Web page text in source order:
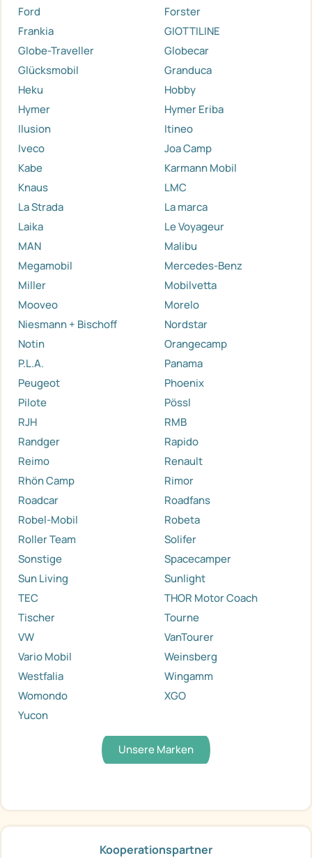
Ford
Forster
Frankia
GIOTTILINE
Globe-Traveller
Globecar
Glücksmobil
Granduca
Heku
Hobby
Hymer
Hymer Eriba
Ilusion
Itineo
Iveco
Joa Camp
Kabe
Karmann Mobil
Knaus
LMC
La Strada
La marca
Laika
Le Voyageur
MAN
Malibu
Megamobil
Mercedes-Benz
Miller
Mobilvetta
Mooveo
Morelo
Niesmann + Bischoff
Nordstar
Notin
Orangecamp
P.L.A.
Panama
Peugeot
Phoenix
Pilote
Pössl
RJH
RMB
Randger
Rapido
Reimo
Renault
Rhön Camp
Rimor
Roadcar
Roadfans
Robel-Mobil
Robeta
Roller Team
Solifer
Sonstige
Spacecamper
Sun Living
Sunlight
TEC
THOR Motor Coach
Tischer
Tourne
VW
VanTourer
Vario Mobil
Weinsberg
Westfalia
Wingamm
Womondo
XGO
Yucon
Unsere Marken
Kooperationspartner